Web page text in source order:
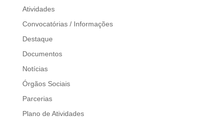
Atividades
Convocatórias / Informações
Destaque
Documentos
Notícias
Órgãos Sociais
Parcerias
Plano de Atividades